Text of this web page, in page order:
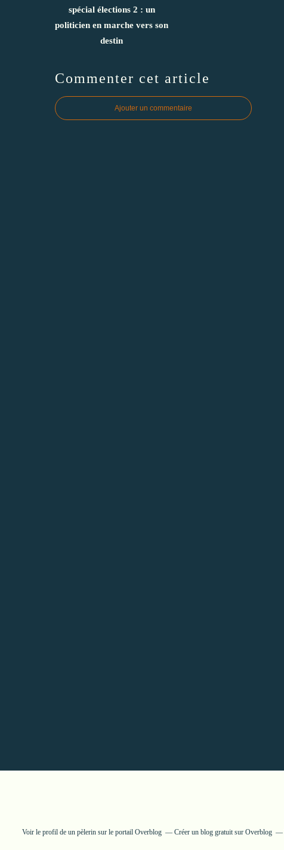
spécial élections 2 : un
politicien en marche vers son
destin
Commenter cet article
Ajouter un commentaire
Voir le profil de un pèlerin sur le portail Overblog Créer un blog gratuit sur Overblog